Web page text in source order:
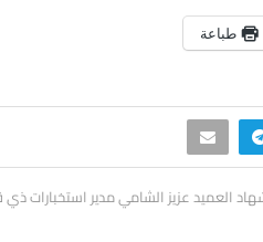
طباعة
العميد عزيز الشامي مدير استخبارات ذي